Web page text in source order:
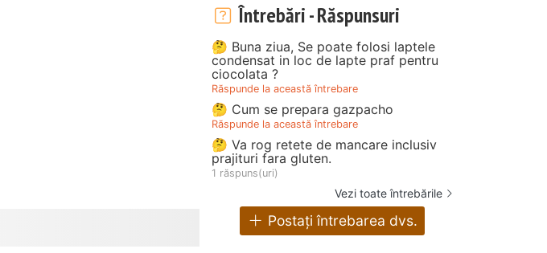
Întrebări - Răspunsuri
🤔 Buna ziua, Se poate folosi laptele
condensat in loc de lapte praf pentru
ciocolata ?
Răspunde la această întrebare
🤔 Cum se prepara gazpacho
Răspunde la această întrebare
🤔 Va rog retete de mancare inclusiv
prajituri fara gluten.
1 răspuns(uri)
Vezi toate întrebările
Postați întrebarea dvs.